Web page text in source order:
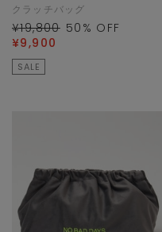
クラッチバッグ
¥19,800 50 % OFF
¥9,900
SALE